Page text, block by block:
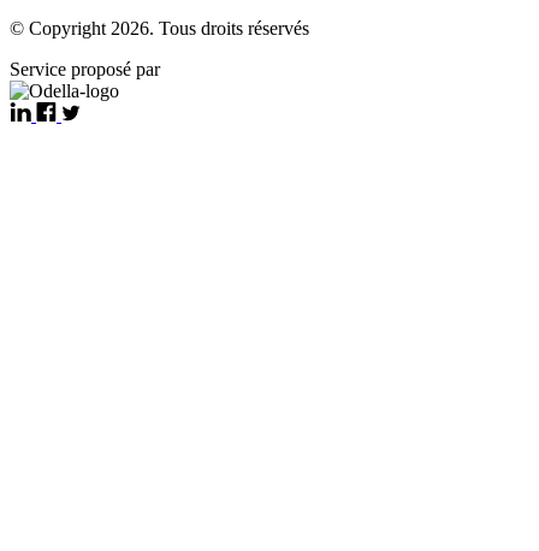
© Copyright 2026. Tous droits réservés
Service proposé par